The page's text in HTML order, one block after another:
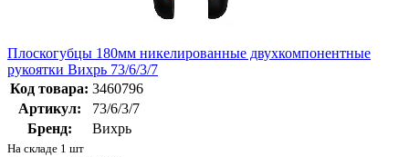
Плоскогубцы 180мм никелированные двухкомпонентные
рукоятки Вихрь 73/6/3/7
Код товара: 3460796
Артикул:
73/6/3/7
Бренд:
Вихрь
На складе 1 шт